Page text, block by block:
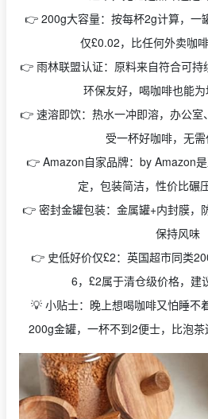
👉 200g大容量：按每杯2g计算，一
仅£0.02，比任何外卖咖
👉 雨林联盟认证：原料来自符合可持
环保友好，喝咖啡也能
👉 速溶即饮：热水一冲即溶，办公室
受一杯好咖啡，无
👉 Amazon自家品牌：by Amazon
定，包装简洁，性价比碾
👉 密封金罐包装：金属罐+内封膜，
保持风味
👉 史低好价仅£2：英国超市同类
6，£2属于清仓级价格，建
💡 小贴士：晚上想喝咖啡又怕睡不
200g金罐，一杯不到2便士，比泡茶